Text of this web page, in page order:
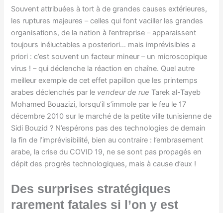
Souvent attribuées à tort à de grandes causes extérieures,
les ruptures majeures – celles qui font vaciller les grandes
organisations, de la nation à l’entreprise – apparaissent
toujours inéluctables a posteriori… mais imprévisibles a
priori : c’est souvent un facteur mineur – un microscopique
virus ! – qui déclenche la réaction en chaîne. Quel autre
meilleur exemple de cet effet papillon que les printemps
arabes déclenchés par le vendeur de rue Tarek al-Tayeb
Mohamed Bouazizi, lorsqu’il s’immole par le feu le 17
décembre 2010 sur le marché de la petite ville tunisienne de
Sidi Bouzid ? N’espérons pas des technologies de demain
la fin de l’imprévisibilité, bien au contraire : l’embrasement
arabe, la crise du COVID 19, ne se sont pas propagés en
dépit des progrès technologiques, mais à cause d’eux !
Des surprises stratégiques
rarement fatales si l’on y est